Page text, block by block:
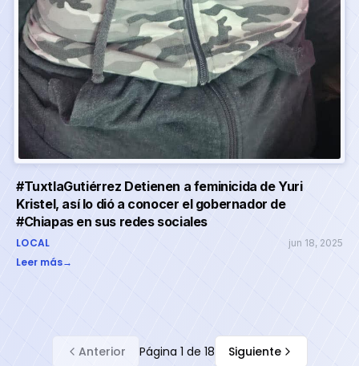
#TuxtlaGutiérrez Detienen a feminicida de Yuri
Kristel, así lo dió a conocer el gobernador de
#Chiapas en sus redes sociales
LOCAL jun 18, 2025
Leer más→
Anterior Página 1de 18 Siguiente